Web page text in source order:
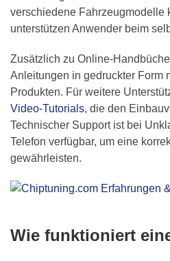
verschiedene Fahrzeugmodelle
unterstützen Anwender beim
Zusätzlich zu Online-
Anleitungen in gedruckter Form
Produkten. Für weitere
Video-Tutorials, die den
Technischer Support ist bei
Telefon verfügbar, um eine
gewährleisten.
Wie funktioniert